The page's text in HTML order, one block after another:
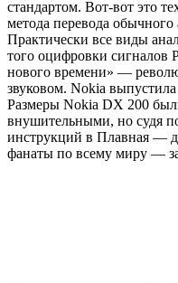
стандартом. Вот-вот это
метода перевода
Практически все виды
того оцифровки сигналов
нового времени» —
звуковом. Nokia
Размеры Nokia DX 200
внушительными, но судя
инструкций в Плавная —
фанаты по всему миру —